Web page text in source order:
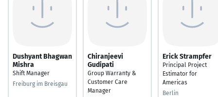
Dushyant Bhagwan
Mishra
Shift Manager
Freiburg im Breisgau
Chiranjeevi
Gudipati
Group Warranty &
Customer Care
Manager
Erick Strampfer
Principal Project
Estimator for
Americas
Berlin